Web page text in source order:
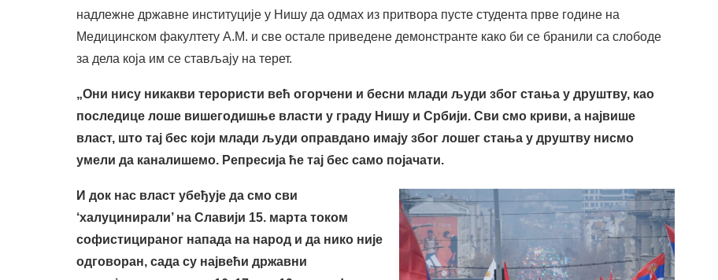
надлежне државне институције у Нишу да одмах из притвора пусте студента прве године на
Медицинском факултету А.М. и све остале приведене демонстранте како би се бранили са слободе
за дела која им се стављају на терет.
„Они нису никакви терористи већ огорчени и бесни млади људи због стања у друштву, као
последице лоше вишегодишње власти у граду Нишу и Србији. Сви смо криви, а највише
власт, што тај бес који млади људи оправдано имају због лошег стања у друштву нисмо
умели да каналишемо. Репресија ће тај бес само појачати.
И док нас власт убеђује да смо сви
‘халуцинирали’ на Славији 15. марта током
софистицираног напада на народ и да нико није
одговоран, сада су највећи државни